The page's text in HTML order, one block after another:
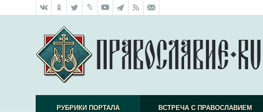
РУБРИКИ ПОРТАЛА ВСТРЕЧА С ПРАВОСЛАВИЕМ